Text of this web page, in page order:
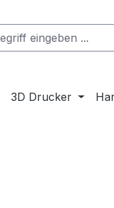
3D Drucker